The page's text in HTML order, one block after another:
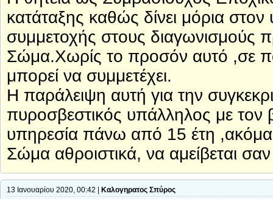
κατάταξης καθώς δίνει μόρια στον
συμμετοχής στους διαγωνισμούς
Σώμα.Χωρίς το προσόν αυτό ,σε
μπορεί να συμμετέχει.
Η παράλειψη αυτή για την
πυροσβεστικός υπάλληλος με
υπηρεσία πάνω από 15 έτη
Σώμα αθροιστικά, να αμείβεται
13 Ιανουαρίου 2020, 00:42 | Καλογηρατος Σπύρος